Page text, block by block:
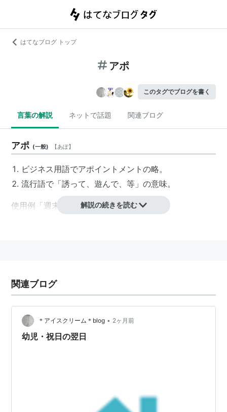
はてなブログ トップ
アポ
このタグでブログを書く
言葉の解説 ネットで話題 関連ブログ
アポ (一般) 【あぽ】
ビジネス用語でアポイントメントの略。
流行語で「誘って、遊んで、等」の意味。
使用例「週末チョーヒマだしアポって。」
解説の続きを読む
関連ブログ
＊アイスクリーム＊blog • 2ヶ月前
幼児・祝日の翌日